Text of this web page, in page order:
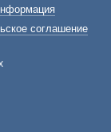
соглашение